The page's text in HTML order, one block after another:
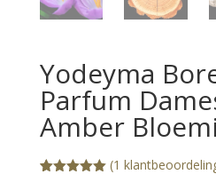
Yodeyma
Parfum
Amber
(1